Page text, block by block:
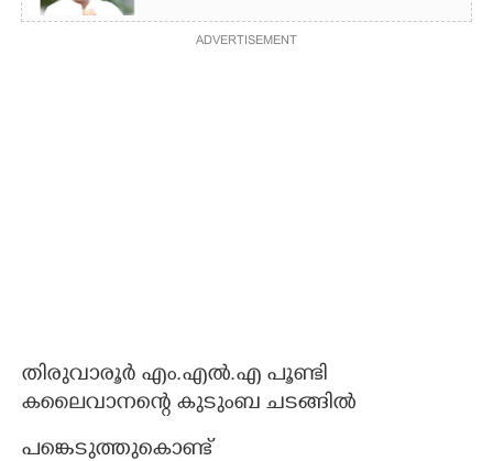
ADVERTISEMENT
തിരുവാരൂർ എം.എൽ.എ പൂണ്ടി
കലൈവാനന്റെ കുടുംബ ചടങ്ങിൽ
പങ്കെടുത്തുകൊണ്ട്